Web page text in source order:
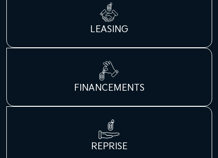
LEASING
FINANCEMENTS
REPRISE